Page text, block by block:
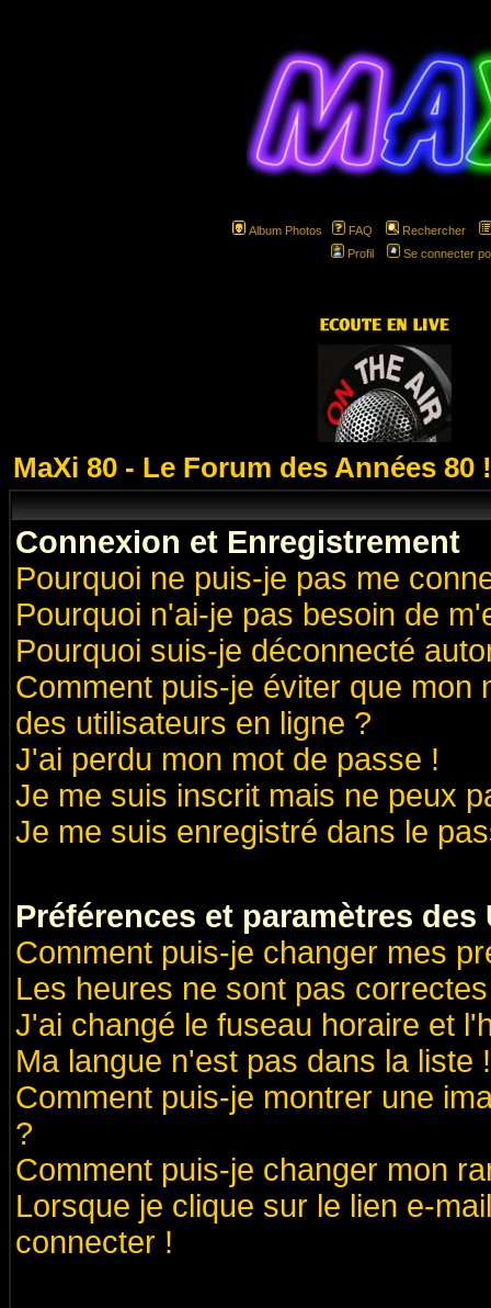
Album Photos FAQ
Rechercher
Profil
Se connecter
MaXi 80 - Le Forum des Années
Connexion et Enregistrement
Pourquoi ne puis-je pas me
Pourquoi n'ai-je pas besoin de
Pourquoi suis-je déconnecté
Comment puis-je éviter que mon
des utilisateurs en ligne ?
J'ai perdu mon mot de passe !
Je me suis inscrit mais ne peux
Je me suis enregistré dans le
Préférences et paramètres
Comment puis-je changer mes
Les heures ne sont pas
J'ai changé le fuseau horaire et
Ma langue n'est pas dans la liste !
Comment puis-je montrer une
?
Comment puis-je changer mon
Lorsque je clique sur le lien e-
connecter !